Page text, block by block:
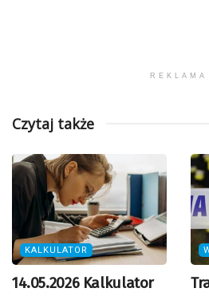
REKLAMA
Czytaj także
KALKULATOR
14.05.2026 Kalkulator